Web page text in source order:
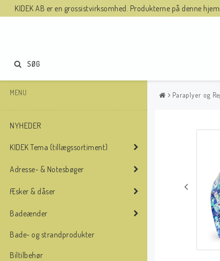
KIDEK AB er en grossistvirksomhed. Produkterne på denne
SØG
MENU
NYHEDER
KIDEK Tema (tillægssortiment)
Adresse- & Notesbøger
Æsker & dåser
Badeænder
Bade- og strandprodukter
Biltilbehør
Paraplyer og